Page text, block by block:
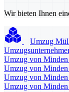
Wir bieten Ihnen
Umzug
Umzug von
Umzug von
Umzug von
Umzug von